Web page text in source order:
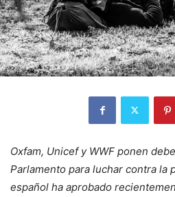
Oxfam, Unicef y WWF ponen
Parlamento para luchar contra la
español ha aprobado